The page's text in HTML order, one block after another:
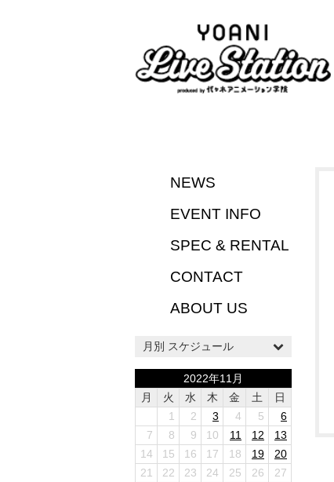
NEWS
EVENT INFO
SPEC & RENTAL
CONTACT
ABOUT US
月別 スケジュール
2022年11月
月
火 水 木 金 土
日
1
2 3 4 5
6
7
8 9 10 11 12
13
14
15 16 17 18 19
20
21
22 23 24 25 26
27